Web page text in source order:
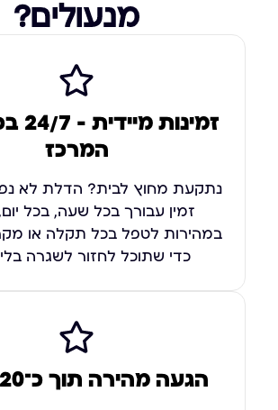
מנעולים?
המרכז
נתקעת מחוץ לבית? הדלת לא
זמין עבורך בכל שעה, בכל
במהירות לטפל בכל תקלה או
כדי שתוכל לחזור לשגרה
הגעה מהירה תוך כ־20 דקות